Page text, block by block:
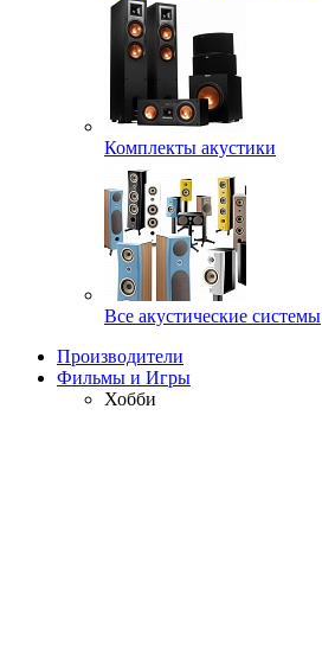
Комплекты акустики
Все акустические системы
Производители
Фильмы и Игры
Хобби